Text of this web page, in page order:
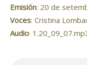
Emisión: 20 de
Voces: Cristina
Audio: